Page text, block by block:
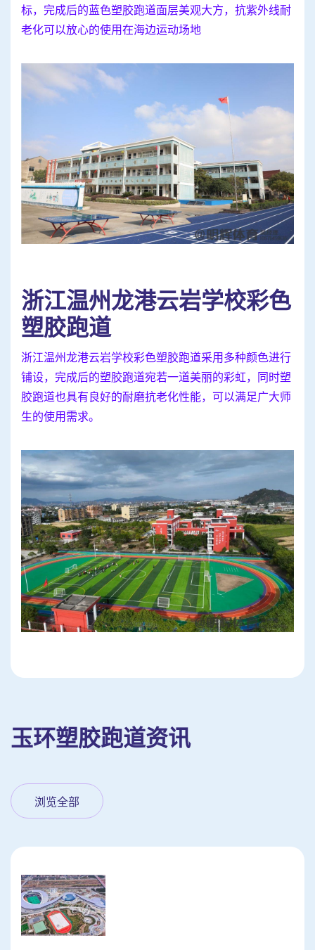
标，完成后的蓝色塑胶跑道面层美观大方，抗紫外线耐
老化可以放心的使用在海边运动场地
浙江温州龙港云岩学校彩色
塑胶跑道
浙江温州龙港云岩学校彩色塑胶跑道采用多种颜色进行
铺设，完成后的塑胶跑道宛若一道美丽的彩虹，同时塑
胶跑道也具有良好的耐磨抗老化性能，可以满足广大师
生的使用需求。
玉环塑胶跑道资讯
浏览全部